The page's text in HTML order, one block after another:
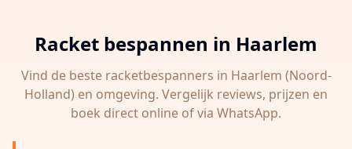
Racket bespannen in Haarlem
Vind de beste racketbespanners in Haarlem (Noord-
Holland) en omgeving. Vergelijk reviews, prijzen en
boek direct online of via WhatsApp.